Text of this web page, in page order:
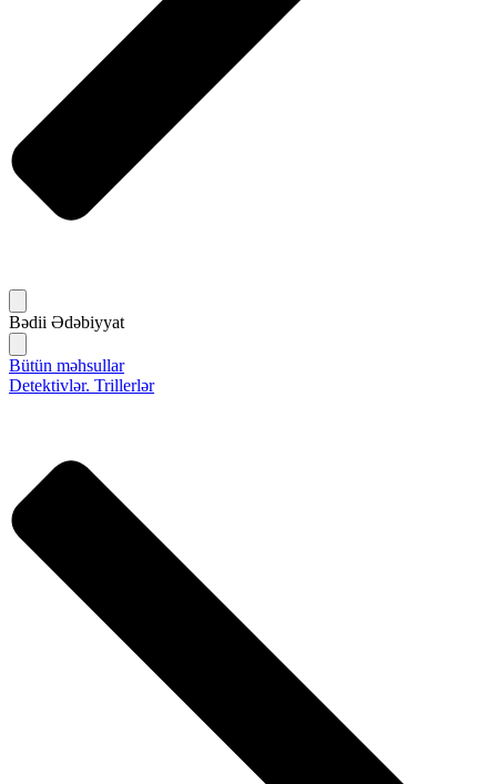
Bədii Ədəbiyyat
Bütün məhsullar
Detektivlər. Trillerlər